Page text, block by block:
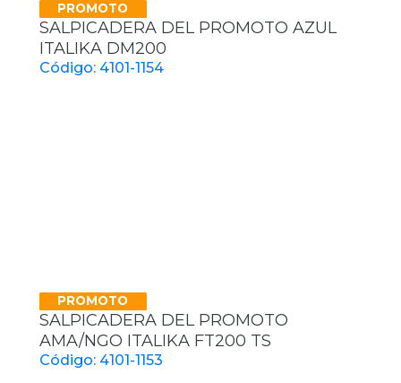
PROMOTO
SALPICADERA DEL PROMOTO AZUL
ITALIKA DM200
Código: 4101-1154
PROMOTO
SALPICADERA DEL PROMOTO
AMA/NGO ITALIKA FT200 TS
Código: 4101-1153